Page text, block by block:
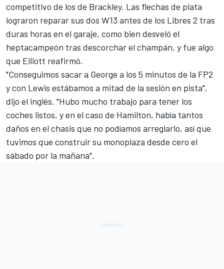
competitivo de los de Brackley. Las flechas de plata
lograron reparar sus dos W13 antes de los Libres 2 tras
duras horas en el garaje, como bien desveló el
heptacampeón tras descorchar el champán, y fue algo
que Elliott reafirmó.
"Conseguimos sacar a George a los 5 minutos de la FP2
y con Lewis estábamos a mitad de la sesión en pista",
dijo el inglés. "Hubo mucho trabajo para tener los
coches listos, y en el caso de Hamilton, había tantos
daños en el chasis que no podíamos arreglarlo, así que
tuvimos que construir su monoplaza desde cero el
sábado por la mañana".